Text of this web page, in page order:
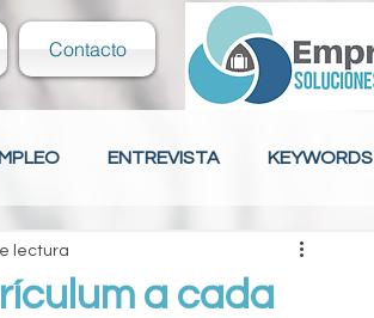
Contacto
ENTREVISTA KEYWORDS
HABILIDADES ACTITUD LABORAL
a cada
lectura